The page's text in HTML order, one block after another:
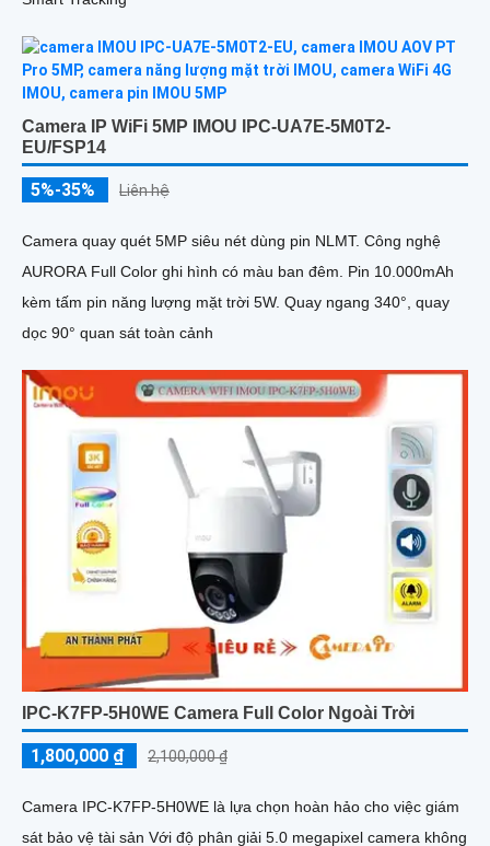
Camera IP WiFi 5MP IMOU IPC-UA7E-5M0T2-
EU/FSP14
5%-35% Liên hệ
Camera quay quét 5MP siêu nét dùng pin NLMT. Công nghệ
AURORA Full Color ghi hình có màu ban đêm. Pin 10.000mAh
kèm tấm pin năng lượng mặt trời 5W. Quay ngang 340°, quay
dọc 90° quan sát toàn cảnh
IPC-K7FP-5H0WE Camera Full Color Ngoài Trời
1,800,000 ₫ 2,100,000 ₫
Camera IPC-K7FP-5H0WE là lựa chọn hoàn hảo cho việc giám
sát bảo vệ tài sản Với độ phân giải 5.0 megapixel camera không